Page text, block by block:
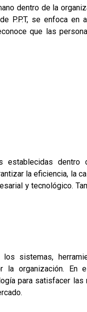
dentro de la
P.P.T, se enfoca
que las
establecidas dentro
la eficiencia, la
y tecnológico.
sistemas,
la organización.
para satisfacer